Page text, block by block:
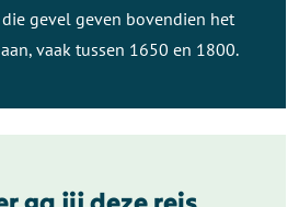
gevel geven bovendien het
vaak tussen 1650 en 1800.